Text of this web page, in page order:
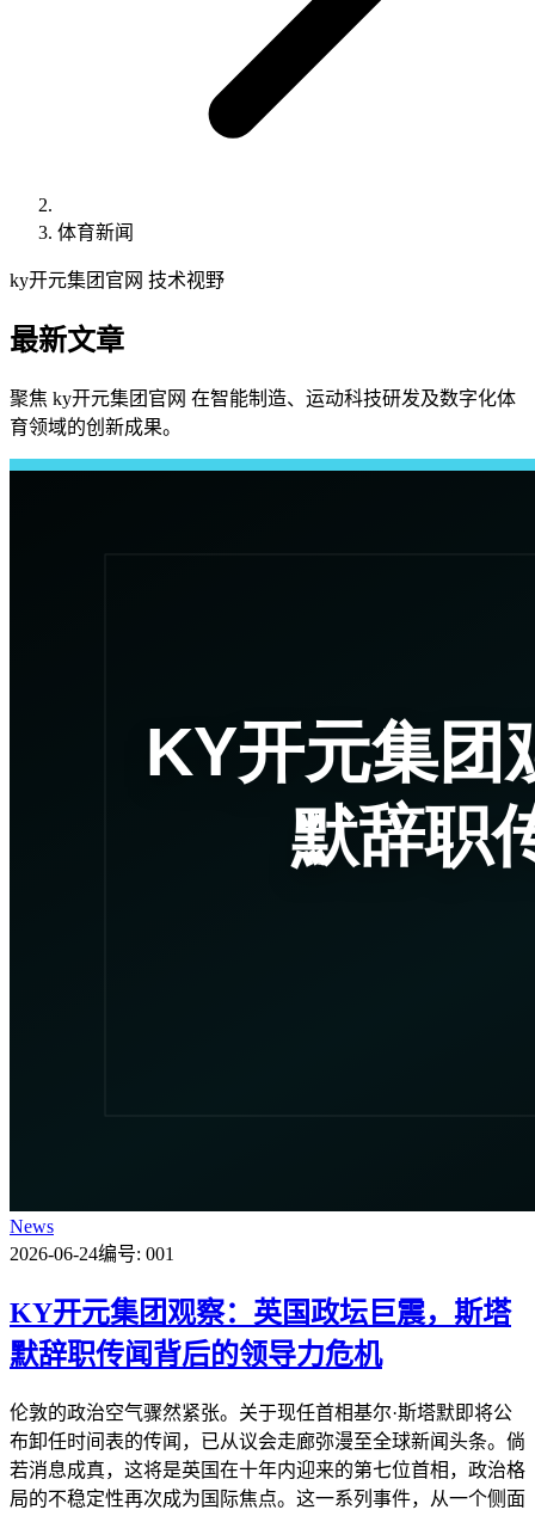
体育新闻
ky开元集团官网 技术视野
最新文章
聚焦 ky开元集团官网 在智能制造、运动科技研发及数字化体
育领域的创新成果。
News
2026-06-24编号: 001
KY开元集团观察：英国政坛巨震，斯塔
默辞职传闻背后的领导力危机
伦敦的政治空气骤然紧张。关于现任首相基尔·斯塔默即将公
布卸任时间表的传闻，已从议会走廊弥漫至全球新闻头条。倘
若消息成真，这将是英国在十年内迎来的第七位首相，政治格
局的不稳定性再次成为国际焦点。这一系列事件，从一个侧面